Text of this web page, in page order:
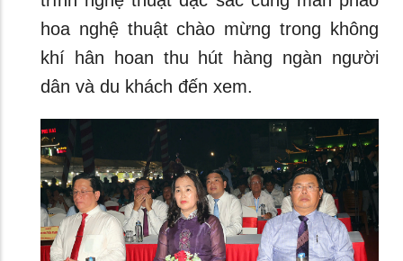
hoa nghệ thuật chào mừng trong không
khí hân hoan thu hút hàng ngàn người
dân và du khách đến xem.